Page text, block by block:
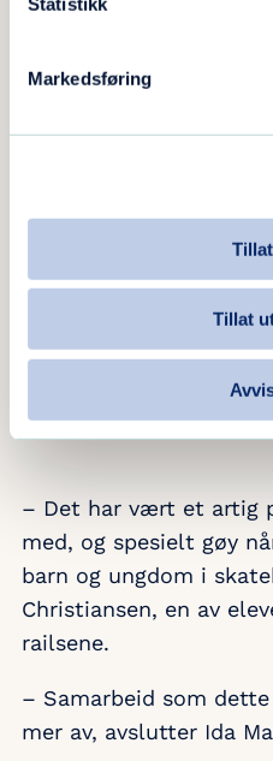
Markedsføring
Tillat
– Det har vært et artig
med, og spesielt gøy
barn og ungdom i
Christiansen, en av
railsene.
– Samarbeid som
mer av, avslutter Ida